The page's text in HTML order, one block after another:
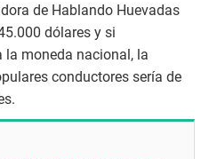
de Hablando Huevadas
dólares y si
moneda nacional, la
conductores sería de